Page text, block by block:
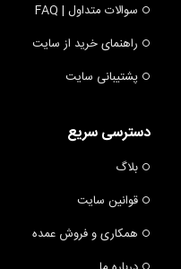
سوالات متداول | FAQ
راهنمای خرید از سایت
پشتیبانی سایت
دسترسی سریع
بلاگ
قوانین سایت
همکاری و فروش عمده